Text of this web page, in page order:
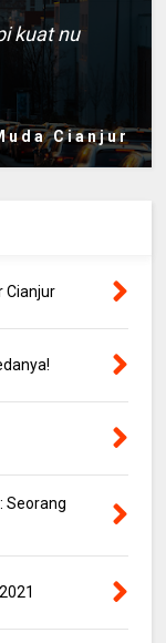
kuat nu
Cianjur
Cianjur
Seorang